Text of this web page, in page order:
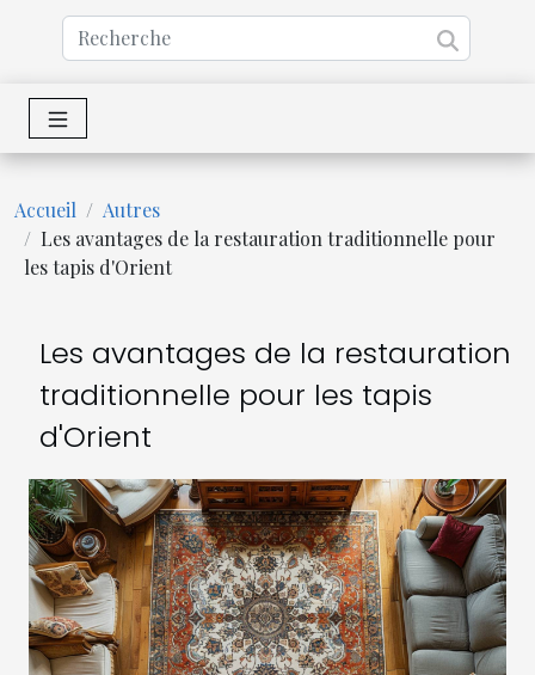
Accueil
Autres
Les avantages de la restauration traditionnelle pour
les tapis d'Orient
Les avantages de la restauration
traditionnelle pour les tapis
d'Orient